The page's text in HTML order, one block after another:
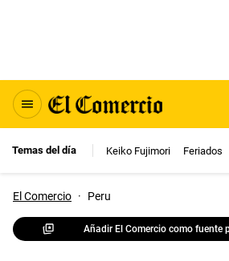
Temas del día Keiko Fujimori Feriados
El Comercio · Peru
Añadir El Comercio como fuente